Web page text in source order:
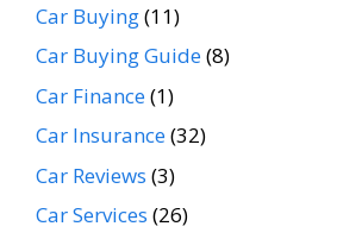
Car Buying(11)
Car Buying Guide(8)
Car Finance(1)
Car Insurance(32)
Car Reviews (3)
Car Services (26)